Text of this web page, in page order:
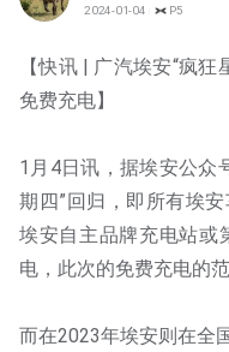
2024-01-04 P5
【快讯 | 广汽埃安“疯
免费充电】
1月4日讯，据埃安公众
期四”回归，即所有埃
埃安自主品牌充电站或
电，此次的免费充电的
而在2023年埃安则在全